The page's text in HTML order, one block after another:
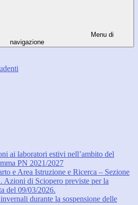
Menu di
navigazione
ai laboratori estivi nell’ambito del
PN 2021/2027
e Area Istruzione e Ricerca – Sezione
Azioni di Sciopero previste per la
del 09/03/2026.
durante la sospensione delle